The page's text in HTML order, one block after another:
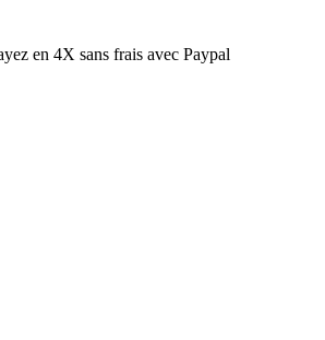
en 4X sans frais avec Paypal